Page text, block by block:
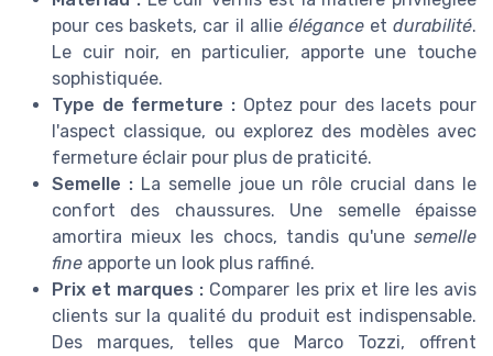
pour ces baskets, car il allie éléganceet durabilité.
Le cuir noir, en particulier, apporte une touche
sophistiquée.
Type de fermeture :Optez pour des lacets pour
l'aspect classique, ou explorez des modèles avec
fermeture éclair pour plus de praticité.
Semelle :La semelle joue un rôle crucial dans le
confort des chaussures. Une semelle épaisse
amortira mieux les chocs, tandis qu'une semelle
fine apporte un look plus raffiné.
Prix et marques : Comparer les prix et lire les avis
clients sur la qualité du produit est indispensable.
Des marques, telles que Marco Tozzi, offrent